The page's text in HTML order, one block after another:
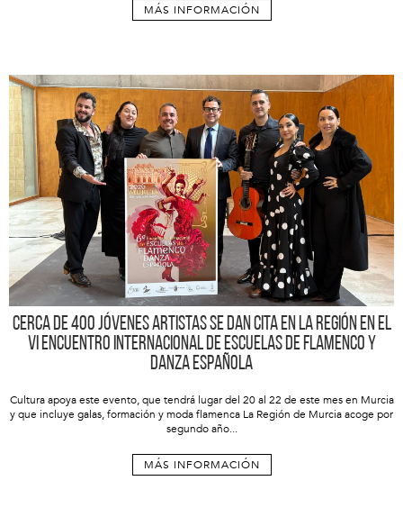
MÁS INFORMACIÓN
Cerca de 400 jóvenes artistas se dan cita en la Región en el
VI Encuentro Internacional de Escuelas de Flamenco y
Danza Española
Cultura apoya este evento, que tendrá lugar del 20 al 22 de este mes en Murcia
y que incluye galas, formación y moda flamenca La Región de Murcia acoge por
segundo año...
MÁS INFORMACIÓN